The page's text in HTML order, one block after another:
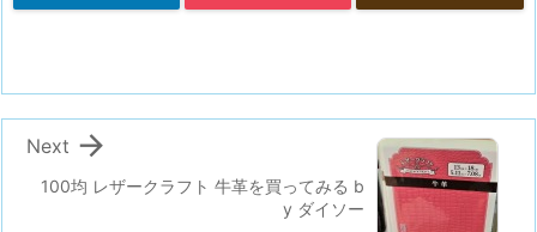
100均 レザークラフト 牛革を買ってみる b
y ダイソー

Next